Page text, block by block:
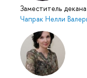
Заместитель
Чапрак Нелли